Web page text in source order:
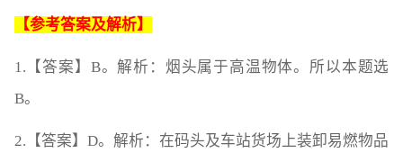
【参考答案及解析】
1.【答案】B。解析：烟头属于高温物体。所以本题选
B。
2.【答案】D。解析：在码头及车站货场上装卸易燃物品